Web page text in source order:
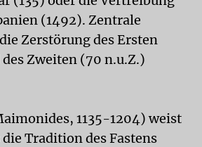
(1492). Zentrale
Zerstörung des Ersten
Zweiten (70 n.u.Z.)
1135-1204) weist
Tradition des Fastens